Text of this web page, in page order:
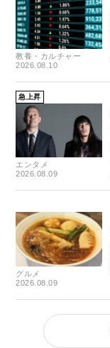
教養・カルチャー
2026.08.10
急上昇
エンタメ
2026.08.09
グルメ
2026.08.09